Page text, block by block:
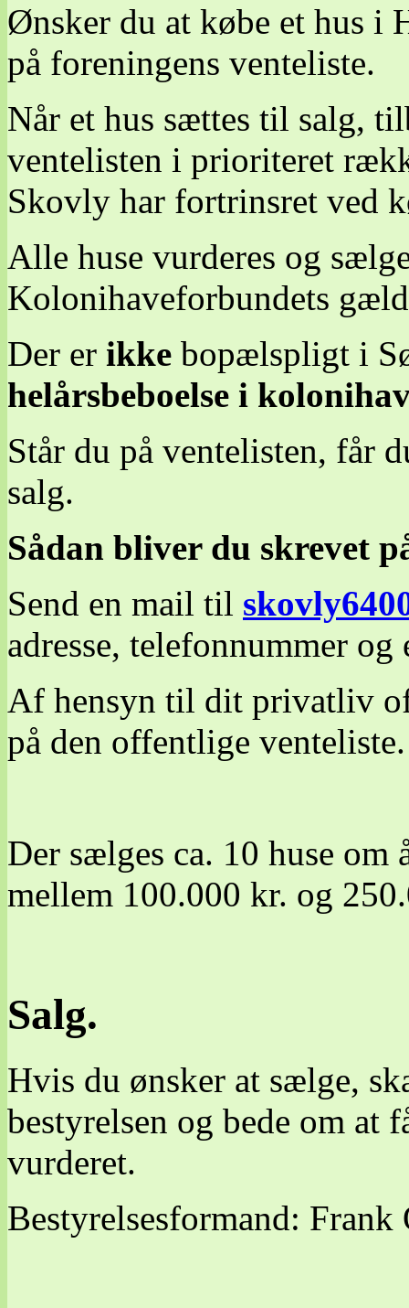
Ønsker du at købe et hus i
på foreningens venteliste.
Når et hus sættes til salg,
ventelisten i prioriteret
Skovly har fortrinsret ved
Alle huse vurderes og
Kolonihaveforbundets
Der er ikke bopælspligt i
helårsbeboelse i
Står du på ventelisten, får
salg.
Sådan bliver du skrevet
Send en mail til
adresse, telefonnummer og
Af hensyn til dit privatliv
på den offentlige venteliste.
Der sælges ca. 10 huse
mellem 100.000 kr. og
Salg.
Hvis du ønsker at sælge,
bestyrelsen og bede om at
vurderet.
Bestyrelsesformand: